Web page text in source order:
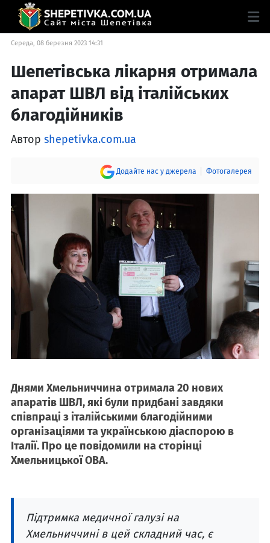
Середа, 08 березня 2023 14:31
Шепетівська лікарня отримала
апарат ШВЛ від італійських
благодійників
Автор shepetivka.com.ua
Додайте нас у джерела Фотогалерея
Днями Хмельниччина отримала 20 нових
апаратів ШВЛ, які були придбані завдяки
співпраці з італійськими благодійними
організаціями та українською діаспорою в
Італії. Про це повідомили на сторінці
Хмельницької ОВА.
Підтримка медичної галузі на
Хмельниччині в цей складний час, є